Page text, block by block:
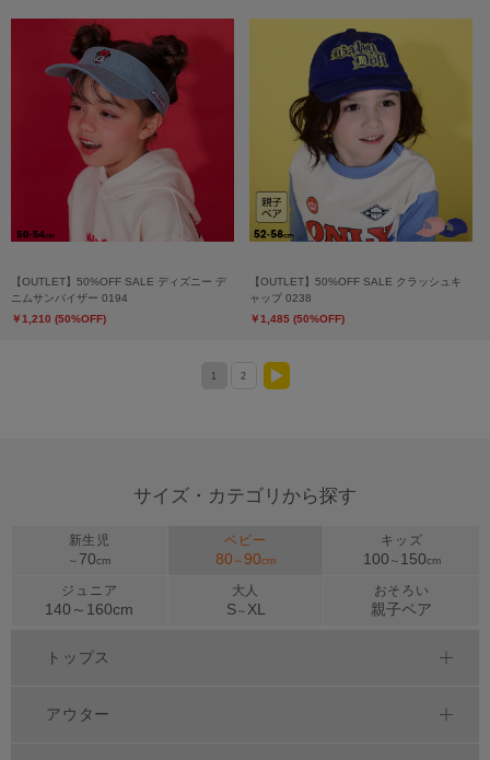
【OUTLET】50%OFF SALE ディズニー デ
ニムサンバイザー 0194
￥1,210 (50%OFF)
【OUTLET】50%OFF SALE クラッシュキ
ャップ 0238
￥1,485 (50%OFF)
1 2
サイズ・カテゴリから探す
新生児
～ 70cm
ベビー
80 ～90cm
キッズ
100 ～ 150cm
ジュニア
140～ 160cm
大人
S～ XL
おそろい
親子ペア
トップス
アウター